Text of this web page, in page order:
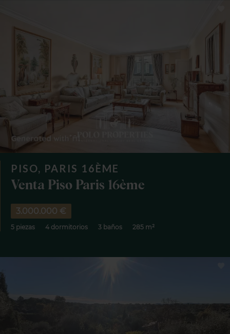
PISO, PARIS 16ÈME
Venta Piso Paris 16ème
3.000.000 €
5 piezas 4 dormitorios 3 baños 285 m²